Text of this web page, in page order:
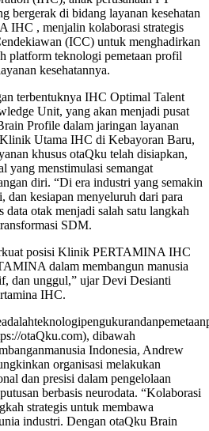
bergerak di bidang layanan kesehatan
, menjalin kolaborasi strategis
(ICC) untuk menghadirkan
platform teknologi pemetaan profil
kesehatannya.
terbentuknya IHC Optimal Talent
Unit, yang akan menjadi pusat
Profile dalam jaringan layanan
Utama IHC di Kebayoran Baru,
khusus otaQku telah disiapkan,
yang menstimulasi semangat
diri. “Di era industri yang semakin
dan kesiapan menyeluruh dari para
data otak menjadi salah satu langkah
SDM.
posisi Klinik PERTAMINA IHC
dalam membangun manusia
dan unggul,” ujar Devi Desianti
IHC.
otaQku.com), dibawah
Indonesia, Andrew
organisasi melakukan
dan presisi dalam pengelolaan
berbasis neurodata. “Kolaborasi
strategis untuk membawa
industri. Dengan otaQku Brain